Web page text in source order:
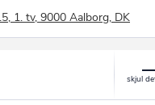
1. tv, 9000 Aalborg, DK